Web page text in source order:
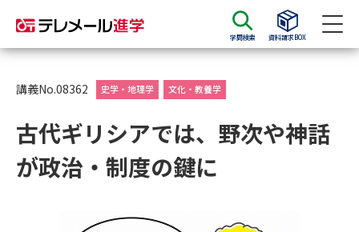
学問検索 資料請求BOX
資料請求
大学・短大の資料種類から請求
総合型選抜・学校推薦型選抜 募
大学入学共通テスト利用選抜の
講義No.08362 史学・地理学 文化・教養学
古代ギリシアでは、野次や神話
が政治・制度の鍵に